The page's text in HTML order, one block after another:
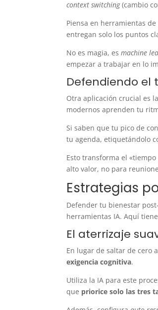
context switching(cambio
Piensa en herramientas
entregan solo los puntos
No es magia, esmachine
empezar a trabajar en lo
Defendiendo el
Otra aplicación crucial es
modernos aprenden tu
Si saben que tu pico de
tu agenda, etiquetándolo
Esto transforma el
alto valor, no para
Estrategias
Defender tu bienestar
herramientas IA. Aquí
El aterrizaje
En lugar de saltar de cero
exigencia cognitiva.
Utiliza la IA para este
que priorice solo las tres